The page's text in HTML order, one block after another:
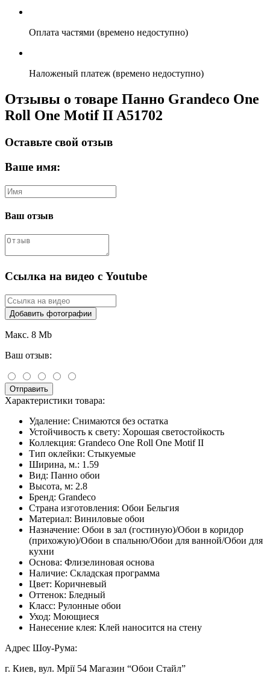
Оплата частями (времено недоступно)
Наложеный платеж (времено недоступно)
Отзывы о товаре Панно Grandeco One
Roll One Motif II A51702
Оставьте свой отзыв
Ваше имя:
Ваш отзыв
Ссылка на видео с Youtube
Добавить фотографии
Макс. 8 Mb
Ваш отзыв:
Отправить
Характеристики товара:
Удаление: Снимаются без остатка
Устойчивость к свету: Хорошая светостойкость
Коллекция: Grandeco One Roll One Motif II
Тип оклейки: Стыкуемые
Ширина, м.: 1.59
Вид: Панно обои
Высота, м: 2.8
Бренд: Grandeco
Страна изготовления: Обои Бельгия
Материал: Виниловые обои
Назначение: Обои в зал (гостиную)/Обои в коридор
(прихожую)/Обои в спальню/Обои для ванной/Обои для
кухни
Основа: Флизелиновая основа
Наличие: Складская программа
Цвет: Коричневый
Оттенок: Бледный
Класс: Рулонные обои
Уход: Моющиеся
Нанесение клея: Клей наносится на стену
Адрес Шоу-Рума:
г. Киев, вул. Мрії 54 Магазин “Обои Стайл”